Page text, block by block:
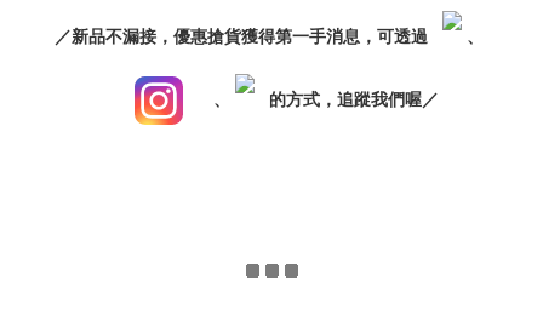
／新品不漏接，優惠搶貨獲得第一手消息，可透過 、
、 的方式，追蹤我們喔／